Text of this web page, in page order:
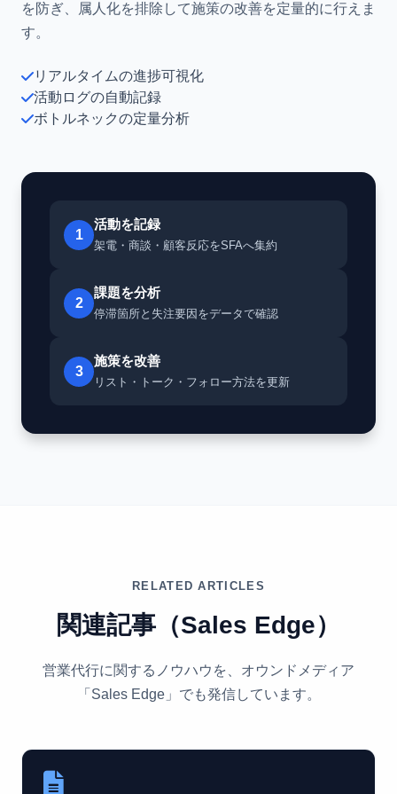
を防ぎ、属人化を排除して施策の改善を定量的に行えま
す。
リアルタイムの進捗可視化
活動ログの自動記録
ボトルネックの定量分析
1
活動を記録
架電・商談・顧客反応をSFAへ集約
2
課題を分析
停滞箇所と失注要因をデータで確認
3
施策を改善
リスト・トーク・フォロー方法を更新
RELATED ARTICLES
関連記事（Sales Edge）
営業代行に関するノウハウを、オウンドメディア
「Sales Edge」でも発信しています。